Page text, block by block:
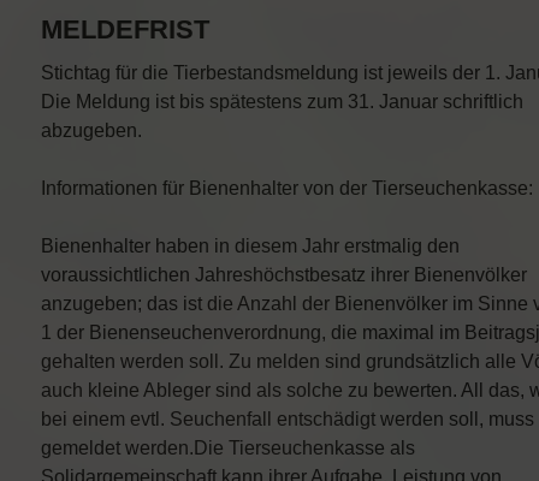
MELDEFRIST
Stichtag für die Tierbestandsmeldung ist jeweils der 1.
Die Meldung ist bis spätestens zum 31. Januar schriftlich
abzugeben.
Informationen für Bienenhalter von der Tierseuchenkasse:
Bienenhalter haben in diesem Jahr erstmalig den
voraussichtlichen Jahreshöchstbesatz ihrer Bienenvölker
anzugeben; das ist die Anzahl der Bienenvölker im Sinne
1 der Bienenseuchenverordnung, die maximal im
gehalten werden soll. Zu melden sind grundsätzlich alle
auch kleine Ableger sind als solche zu bewerten. All das,
bei einem evtl. Seuchenfall entschädigt werden soll, muss
gemeldet werden.Die Tierseuchenkasse als
Solidargemeinschaft kann ihrer Aufgabe, Leistung von